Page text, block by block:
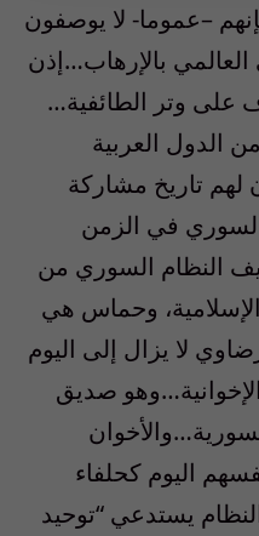
–عموما- لا يوصفون
بالإرهاب…إذن
على وتر الطائفية…
الدول العربية
لهم تاريخ مشاركة
في الزمن
النظام السوري من
وحماس هي
لا يزال إلى اليوم
صديق
اليوم كحلفاء
يستدعي “توحيد